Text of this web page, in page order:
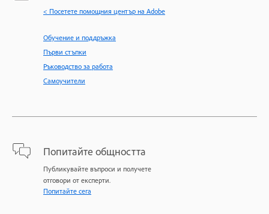
< Посетете помощния център на Adobe
Обучение и поддръжка
Първи стъпки
Ръководство за работа
Самоучители
Попитайте общността
Публикувайте въпроси и получете
отговори от експерти.
Попитайте сега